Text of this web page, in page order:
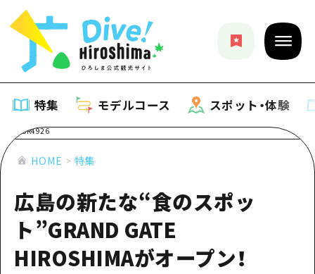
特集 モデルコース スポット・体験
特集
特集一覧
おすすめ
アート
モデルコース
モデルコース一覧
Dive! Hiroshima 公式ガイド
スポット・体験
HOME 特集
広島の新たな“食のスポッ
ト”GRAND GATE
HIROSHIMAがオープン！